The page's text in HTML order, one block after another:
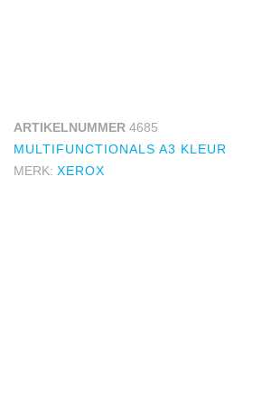
ARTIKELNUMMER 4685
MULTIFUNCTIONALS A3 KLEUR
MERK: XEROX